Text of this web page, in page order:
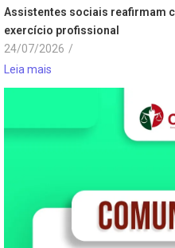
Assistentes sociais reafirmam
exercício profissional
24/07/2026 /
Leia mais